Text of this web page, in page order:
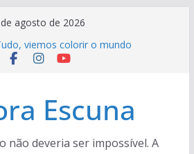
agosto de 2026
viemos colorir o mundo
Ler Com cAlma – Volume 5
LiterárioEscuna
não deveria ser impossível. A